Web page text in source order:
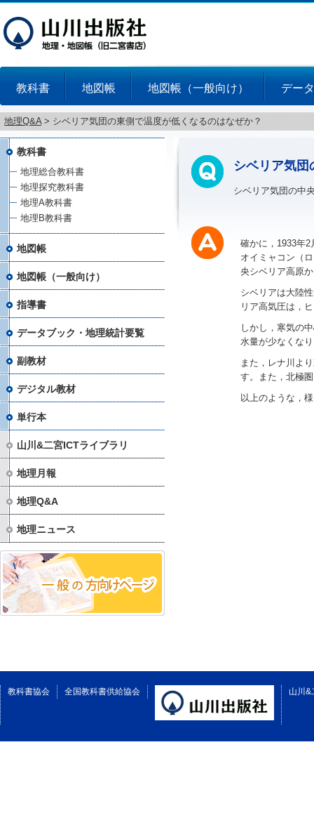
教科書 地図帳 地図帳（一般向け） デー
地理Q&A> シベリア気団の東側で温度が低くなるのはなぜか？
シベリア気団
シベリア気団の中
確かに，1933年
オイミャコン（
央シベリア高原
シベリアは大陸
リア高気圧は，
しかし，寒気の
水量が少なくな
また，レナ川よ
す。また，北極
以上のような，
教科書
地理総合教科書
地理探究教科書
地理A教科書
地理B教科書
地図帳
地図帳（一般向け）
指導書
データブック・地理統計要覧
副教材
デジタル教材
単行本
山川&二宮ICTライブラリ
地理月報
地理Q&A
地理ニュース
教科書協会 全国教科書供給協会 山川&